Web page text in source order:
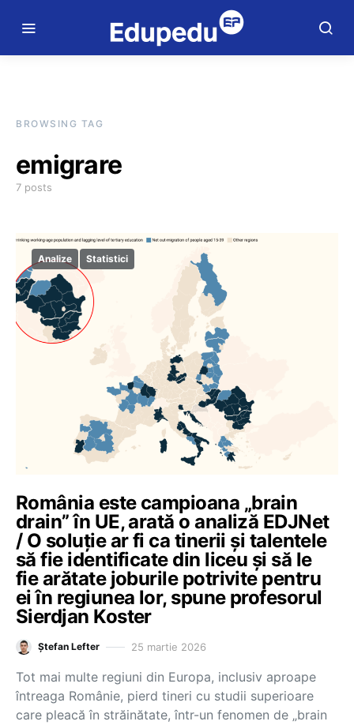
BROWSING TAG
emigrare
7 posts
Analize Statistici
România este campioana „brain
drain” în UE, arată o analiză EDJNet
/ O soluție ar fi ca tinerii și talentele
să fie identificate din liceu și să le
fie arătate joburile potrivite pentru
ei în regiunea lor, spune profesorul
Sierdjan Koster
Ștefan Lefter 25 martie 2026
Tot mai multe regiuni din Europa, inclusiv aproape
întreaga Românie, pierd tineri cu studii superioare
care pleacă în străinătate, într-un fenomen de „brain